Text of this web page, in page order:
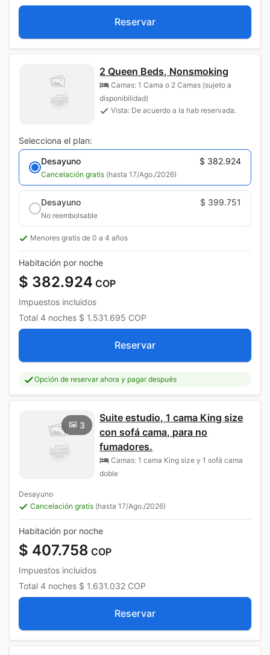
Reservar
2 Queen Beds, Nonsmoking
Camas: 1 Cama o 2 Camas (sujeto a
disponibilidad)
Vista: De acuerdo a la hab reservada.
Selecciona el plan:
Desayuno
$ 382.924
Cancelación gratis (hasta 17/Ago./2026)
Desayuno $ 399.751
No reembolsable
Menores gratis de 0 a 4 años
Habitación por noche
$ 382.924 COP
Impuestos incluidos
Total 4 noches $ 1.531.695 COP
Reservar
Opción de reservar ahora y pagar después
3
Suite estudio, 1 cama King size
con sofá cama, para no
fumadores.
Camas: 1 cama King size y 1 sofá cama
doble
Desayuno
Cancelación gratis (hasta 17/Ago./2026)
Habitación por noche
$ 407.758 COP
Impuestos incluidos
Total 4 noches $ 1.631.032 COP
Reservar